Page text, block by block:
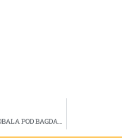
SUTRA – PRAZNIK FUDBALA POD BAGDALOM